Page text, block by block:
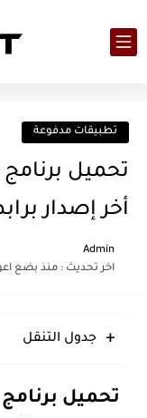
تطبيقات مدفوعة
أخر إصدار
Admin
اخر تحديث :منذ بضع
جدول التنقل